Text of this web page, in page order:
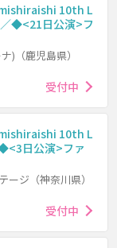
10th L
◆<21日公演>フ
)（鹿児島県）
受付中
10th L
日公演>ファ
ジ（神奈川県）
受付中